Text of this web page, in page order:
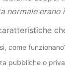
normale
come
pubbliche o